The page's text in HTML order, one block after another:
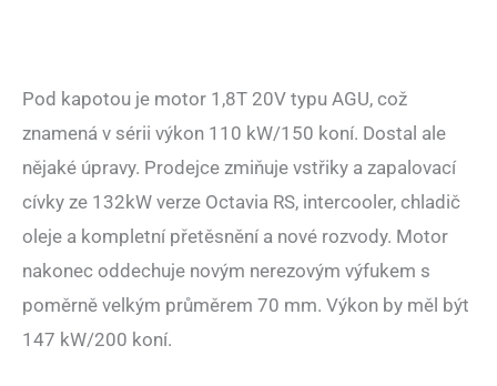
Pod kapotou je motor 1,8T 20V typu AGU, což
znamená v sérii výkon 110 kW/150 koní. Dostal ale
nějaké úpravy. Prodejce zmiňuje vstřiky a zapalovací
cívky ze 132kW verze Octavia RS, intercooler, chladič
oleje a kompletní přetěsnění a nové rozvody. Motor
nakonec oddechuje novým nerezovým výfukem s
poměrně velkým průměrem 70 mm. Výkon by měl být
147 kW/200 koní.